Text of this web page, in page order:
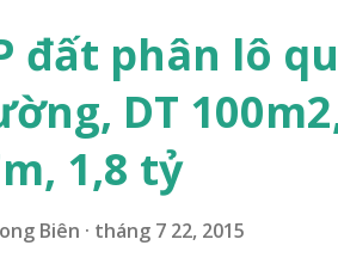
500 nhà đất cần bán tại quận
thức
khi mua nhà đất tại quận
MIỄN
QUẬN LONG BIÊN.
đất phân lô
DT
1,8 tỷ
Biên tháng 7 22, 2015